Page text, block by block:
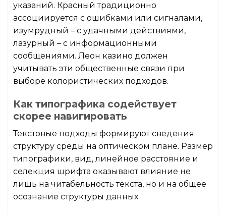
указаний. Красный традиционно
ассоциируется с ошибками или сигналами,
изумрудный – с удачными действиями,
лазурный – с информационными
сообщениями. Леон казино должен
учитывать эти общественные связи при
выборе колористических подходов.
Как типографика содействует
скорее навигировать
Текстовые подходы формируют сведения
структуру среды на оптическом плане. Размер
типографики, вид, линейное расстояние и
селекция шрифта оказывают влияние не
лишь на читабельность текста, но и на общее
осознание структуры данных.